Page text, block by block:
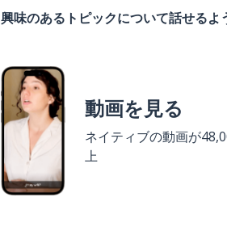
興味のあるトピックについて話せるよ
動画を見る
ネイティブの動画が
上